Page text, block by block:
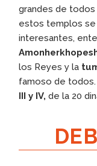
grandes de todos
estos templos se
interesantes,
los Reyes y la
famoso de
III y IV, de la 20